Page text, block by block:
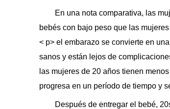
En una nota comparativa, las
bebés con bajo peso que las
< p> el embarazo se convierte en
sanos y están lejos de
las mujeres de 20 años tienen
progresa en un período de tiempo y
Después de entregar el bebé,